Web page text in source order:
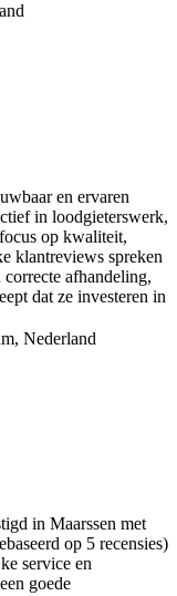
en ervaren
in loodgieterswerk,
op kwaliteit,
klantreviews spreken
afhandeling,
dat ze investeren in
Nederland
in Maarssen met
op 5 recensies)
service en
goede